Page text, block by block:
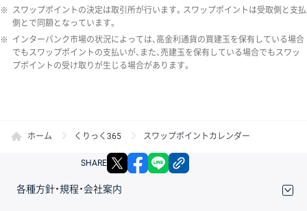
※ スワップポイントの決定は取引所が行います。スワップポイントは受取側と支払
側とで同額となっています。
※ インターバンク市場の状況によっては、高金利通貨の買建玉を保有している場合
でもスワップポイントの支払いが、また、売建玉を保有している場合でもスワッ
プポイントの受け取りが生じる場合があります。
ホーム くりっく365 スワップポイントカレンダー
SHARE X facebook
各種方針・規程・会社案内